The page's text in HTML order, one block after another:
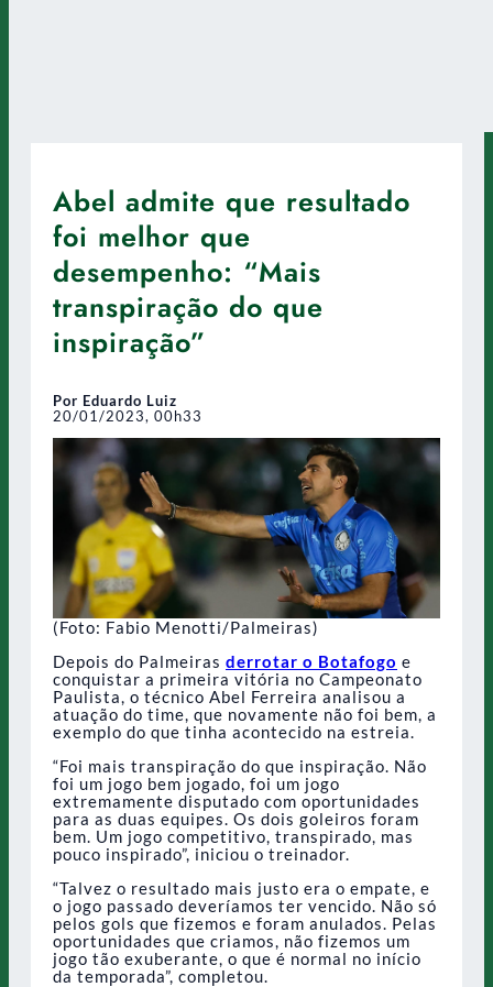
Abel admite que resultado
foi melhor que
desempenho: “Mais
transpiração do que
inspiração”
Por Eduardo Luiz
20/01/2023, 00h33
(Foto: Fabio Menotti/Palmeiras)
Depois do Palmeiras derrotar o Botafogo e
conquistar a primeira vitória no Campeonato
Paulista, o técnico Abel Ferreira analisou a
atuação do time, que novamente não foi bem, a
exemplo do que tinha acontecido na estreia.
“Foi mais transpiração do que inspiração. Não
foi um jogo bem jogado, foi um jogo
extremamente disputado com oportunidades
para as duas equipes. Os dois goleiros foram
bem. Um jogo competitivo, transpirado, mas
pouco inspirado”, iniciou o treinador.
“Talvez o resultado mais justo era o empate, e
o jogo passado deveríamos ter vencido. Não só
pelos gols que fizemos e foram anulados. Pelas
oportunidades que criamos, não fizemos um
jogo tão exuberante, o que é normal no início
da temporada”, completou.